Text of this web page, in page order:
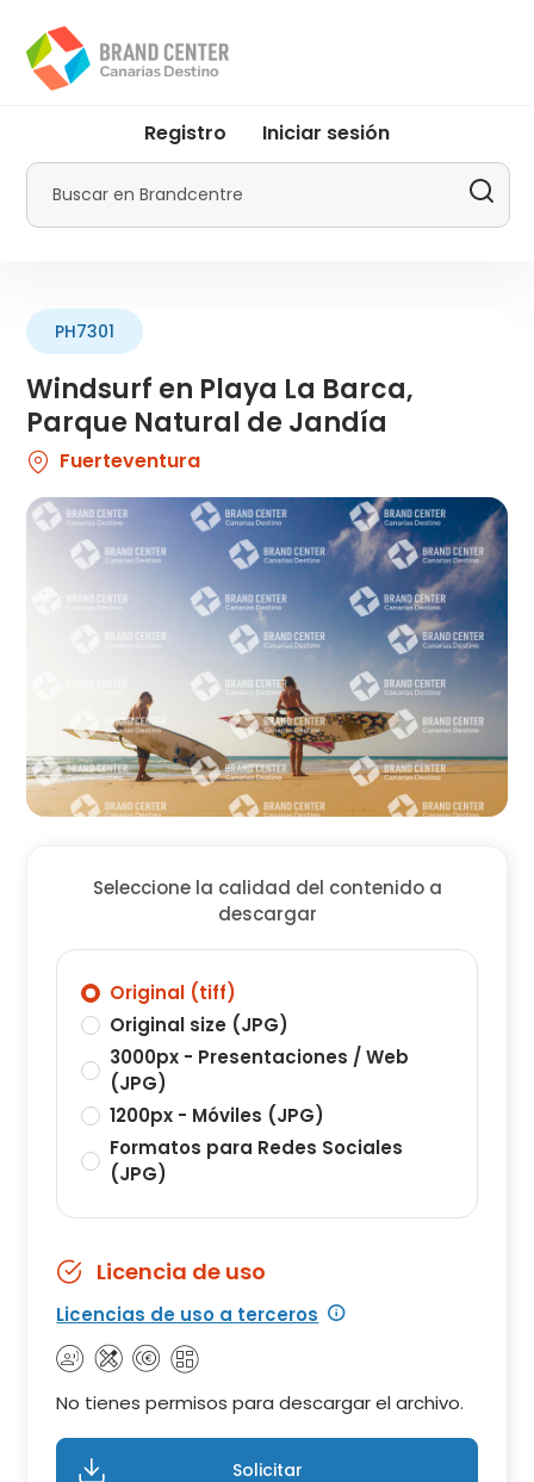
contenido
principal
menu
Promotur
Registro Iniciar sesión
Buscar
Windsurf en Playa La Barca,
Parque Natural de Jandía
PH7301
Fuerteventura
Seleccione la calidad del contenido a
descargar
Original (tiff)
Original size (JPG)
3000px - Presentaciones / Web
(JPG)
1200px - Móviles (JPG)
Formatos para Redes Sociales
(JPG)
Licencia de uso
Licencias de uso a terceros
No tienes permisos para descargar el archivo.
Solicitar